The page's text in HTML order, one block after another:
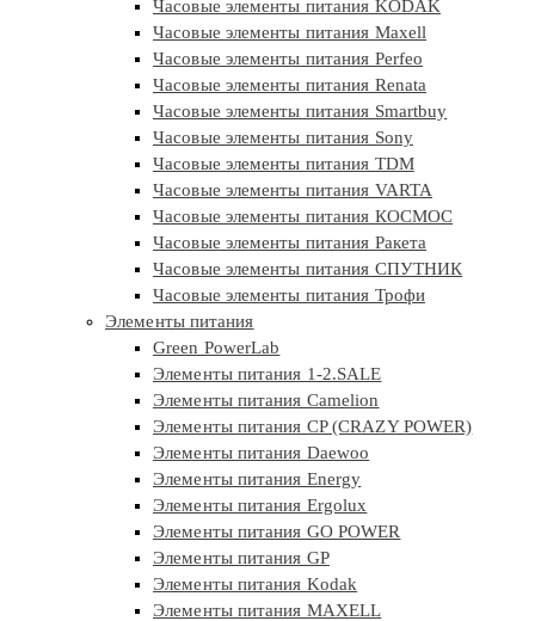
Часовые элементы питания KODAK
Часовые элементы питания Maxell
Часовые элементы питания Perfeo
Часовые элементы питания Renata
Часовые элементы питания Smartbuy
Часовые элементы питания Sony
Часовые элементы питания TDM
Часовые элементы питания VARTA
Часовые элементы питания КОСМОС
Часовые элементы питания Ракета
Часовые элементы питания СПУТНИК
Часовые элементы питания Трофи
Элементы питания
Green PowerLab
Элементы питания 1-2.SALE
Элементы питания Camelion
Элементы питания CP (CRAZY POWER)
Элементы питания Daewoo
Элементы питания Energy
Элементы питания Ergolux
Элементы питания GO POWER
Элементы питания GP
Элементы питания Kodak
Элементы питания MAXELL